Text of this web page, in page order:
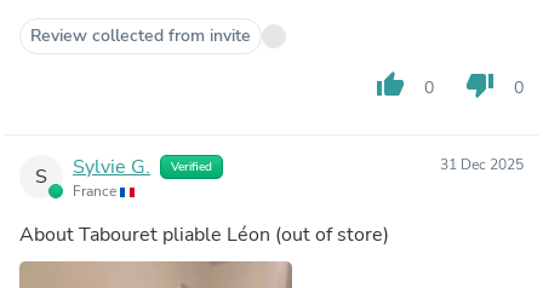
Review collected from invite
thumb_up 0 thumb_down 0
S Sylvie G. Verified
France
31 Dec 2025
AboutTabouret pliable Léon (out of store)